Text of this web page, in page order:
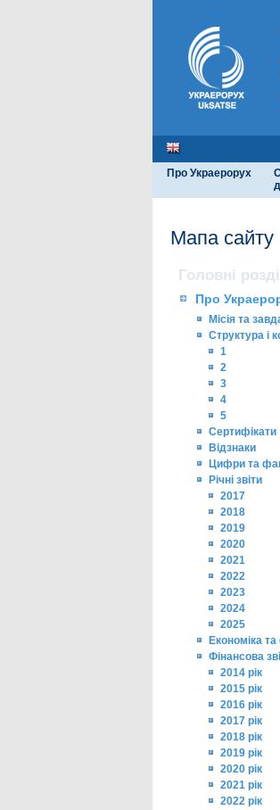
Про Украерорух
Мапа сайту
Головні
Про
Місія та
Структура і
1
2
3
4
5
Сертифікати
Відзнаки
Цифри та
Річні звіти
2017
2018
2019
2020
2021
2022
2023
2024
2025
Економіка
Фінансова
2014 рік
2015 рік
2016 рік
2017 рік
2018 рік
2019 рік
2020 рік
2021 рік
2022 рік